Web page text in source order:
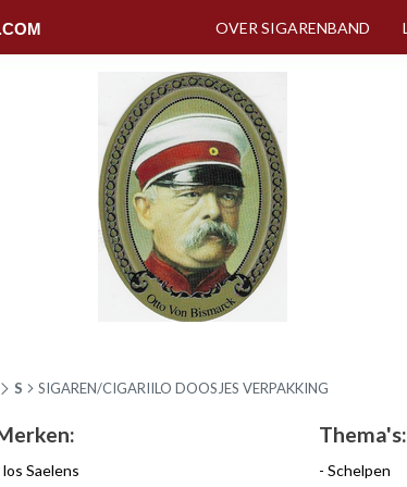
OVER SIGARENBAND
S SIGAREN/CIGARIILO DOOSJES VERPAKKING
los Saelens
Thema's:
Schelpen